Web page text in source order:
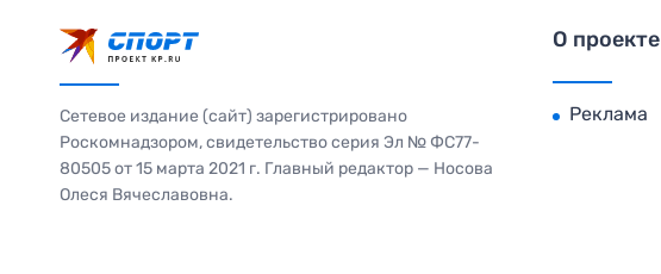
Сетевое издание (сайт) зарегистрировано
Роскомнадзором, свидетельство серия Эл № ФС77-
80505 от 15 марта 2021 г. Главный редактор — Носова
Олеся Вячеславовна.
О проекте
Реклама